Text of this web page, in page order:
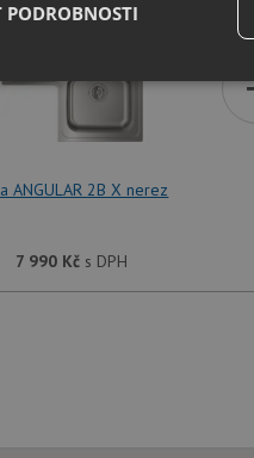
ANGULAR 2B X nerez
7 990 Kč s DPH
PODROBNOSTI
Výkonové
soubory
soubory Výkonové soubory
soubory cookie umožňují základní
nezbytně nutných souborů cookie